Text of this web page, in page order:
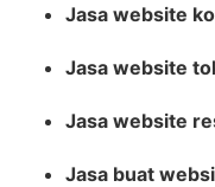
Jasa website
Jasa website
Jasa website
Jasa buat